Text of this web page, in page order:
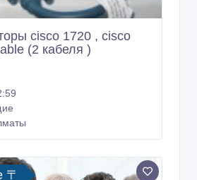
cisco 1720 , cisco
(2 кабеля )
〒